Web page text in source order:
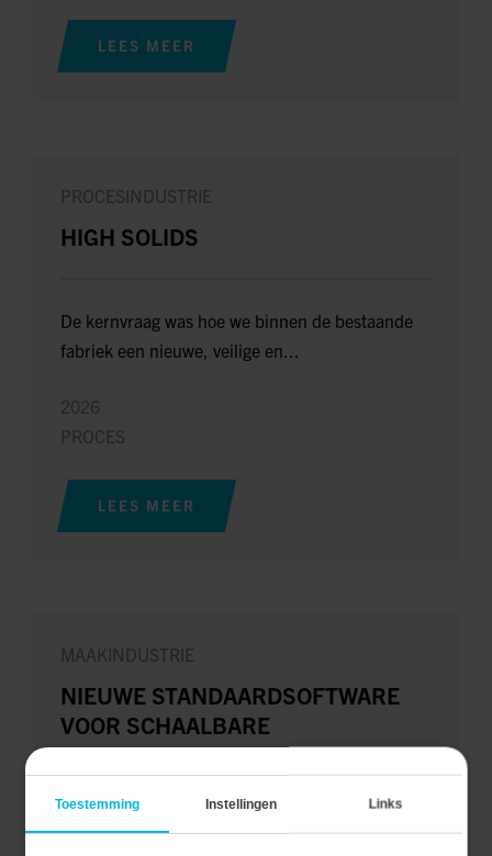
LEES MEER
PROCESINDUSTRIE
HIGH SOLIDS
De kernvraag was hoe we binnen de bestaande
fabriek een nieuwe, veilige en...
2026
PROCES
LEES MEER
MAAKINDUSTRIE
NIEUWE STANDAARDSOFTWARE
VOOR SCHAALBARE
MACHINEBESTURING
Een klant ontwikkelde eigen software, maar miste
Toestemming Instellingen Links